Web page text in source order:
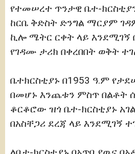
የተመሠረተ ጥንታዊ ቤተ-
ከርቤ ቅድስት ድንግል ማርያም
ኪሎ ሜትር ርቀት ላይ እንደሚገኝ
የገዳሙ ታሪክ በቀረበበት ወቅት
ቤተክርስቲያኑ በ1953 ዓ.ም
በመሆኑ እንጨቱን ምስጥ በልቶት
ቆርቆሮው ዝጎ ቤተ-ክርስቲያኑ
በአስቸጋሪ ደረጃ ላይ እንደሚገኝ